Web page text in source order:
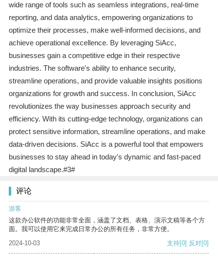
wide range of tools such as seamless integrations, real-time
reporting, and data analytics, empowering organizations to
optimize their processes, make well-informed decisions, and
achieve operational excellence. By leveraging SiAcc,
businesses gain a competitive edge in their respective
industries. The software's ability to enhance security,
streamline operations, and provide valuable insights positions
organizations for growth and success. In conclusion, SiAcc
revolutionizes the way businesses approach security and
efficiency. With its cutting-edge technology, organizations can
protect sensitive information, streamline operations, and make
data-driven decisions. SiAcc is a powerful tool that empowers
businesses to stay ahead in today's dynamic and fast-paced
digital landscape.#3#
评论
游客
这款办公软件的功能非常全面，涵盖了文档、表格、演示文稿等各个方
面。我可以使用它来完成日常办公的所有任务，非常方便。
2024-10-03
支持[0] 反对[0]